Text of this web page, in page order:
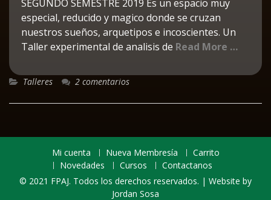
SEGUNDO SEMESTRE 2019 Es un espacio muy
especial, reducido y magico donde se cruzan
nuestros sueños, arquetipos e incoscientes. Un
Taller experimental de analisis de Read More …
Talleres 2 comentarios
Mi cuenta Nueva Membresía
Carrito
Novedades
Cursos
Contactanos
© 2021 FPAJ. Todos los derechos reservados. | Website by
Jordan Sosa